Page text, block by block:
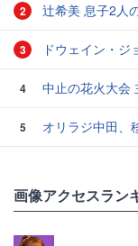
2 辻希美 息子2人
3 ドウェイン・ジョン
4 中止の花火大会
5
オリラジ中田、
画像アクセスラン